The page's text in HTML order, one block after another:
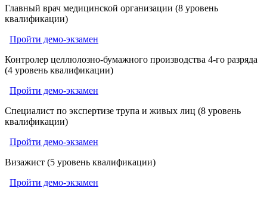
Главный врач медицинской организации (8 уровень
квалификации)
Пройти демо-экзамен
Контролер целлюлозно-бумажного производства 4-го разряда
(4 уровень квалификации)
Пройти демо-экзамен
Специалист по экспертизе трупа и живых лиц (8 уровень
квалификации)
Пройти демо-экзамен
Визажист (5 уровень квалификации)
Пройти демо-экзамен